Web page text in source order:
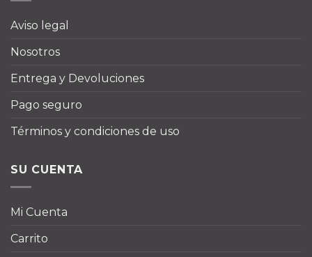
Aviso legal
Nosotros
Entrega y Devoluciones
Pago seguro
Términos y condiciones de uso
SU CUENTA
Mi Cuenta
Carrito